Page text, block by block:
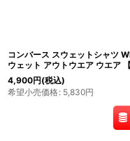
コンバース スウェットシャツ
ウェット アウトウエア ウエア 【
4,900円(税込)
希望小売価格: 5,830円